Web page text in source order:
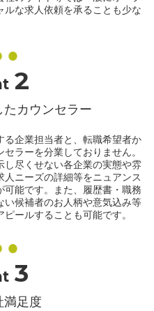
ルな求人依頼を承ることも少な
2
カウンセラー
企業担当者と、転職希望者か
ラーを分業しておりません。
し尽くせない各企業の実態や雰
ニーズの詳細等をニュアンス
能です。また、履歴書・職務
候補者のお人柄や意気込み等
ールすることも可能です。
3
満足度